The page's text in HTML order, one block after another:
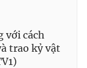
với cách
trao kỷ vật